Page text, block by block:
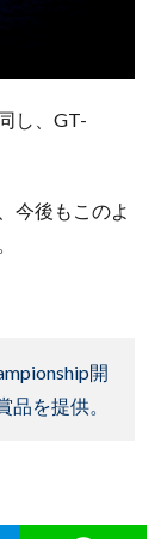
し、GT-
今後もこのよ
開
を提供。